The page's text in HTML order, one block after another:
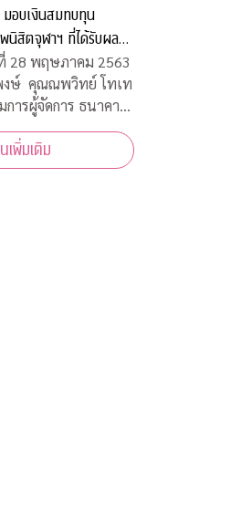
มอบเงินสมทบทุน
นิสิตจุฬาฯ ที่ได้รับผลก
28 พฤษภาคม 2563
งษ์ คุณณพวิทย์ โทเท
การผู้จัดการ ธนาคาร
ทนธนาคาร ภายใต้
มอบเงิน 200,000
สงเคราะห์สวัสดิภาพ
เพิ่มเติม